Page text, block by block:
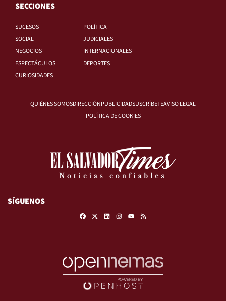
SECCIONES
SUCESOS
POLÍTICA
SOCIAL
JUDICIALES
NEGOCIOS
INTERNACIONALES
ESPECTÁCULOS
DEPORTES
CURIOSIDADES
QUIÉNES SOMOSDIRECCIÓNPUBLICIDADSUSCRÍBETEAVISO LEGAL
POLÍTICA DE COOKIES
SÍGUENOS
FacebookLinkedinInstagram